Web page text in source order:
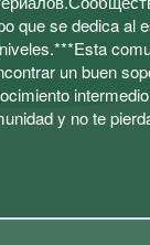
que se dedica al
un buen
y no te